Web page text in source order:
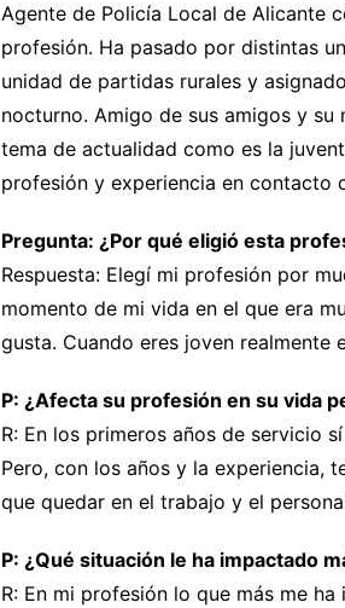
Agente de Policía Local de Alicante
profesión. Ha pasado por distintas
unidad de partidas rurales y
nocturno. Amigo de sus amigos y
tema de actualidad como es la
profesión y experiencia en contacto
Pregunta: ¿Por qué eligió esta
Respuesta: Elegí mi profesión por
momento de mi vida en el que era
gusta. Cuando eres joven realmente
P: ¿Afecta su profesión en su vida
R: En los primeros años de servicio
Pero, con los años y la experiencia,
que quedar en el trabajo y el
P: ¿Qué situación le ha impactado
R: En mi profesión lo que más me